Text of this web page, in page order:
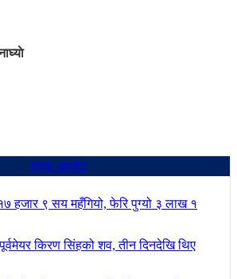
ताजा अपडेट
हजार ९ सय महँगियो, फेरि पुग्यो ३ लाख १
किरण सिंहको शव, तीन दिनदेखि थिए